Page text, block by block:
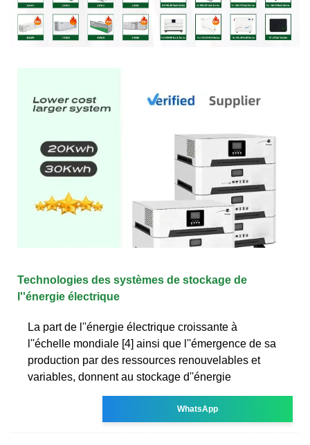
Technologies des systèmes de stockage de
l''énergie électrique
La part de l''énergie électrique croissante à
l''échelle mondiale [4] ainsi que l''émergence de sa
production par des ressources renouvelables et
variables, donnent au stockage d''énergie
WhatsApp